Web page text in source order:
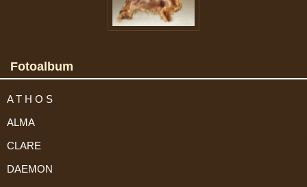
Fotoalbum
A T H O S
ALMA
CLARE
DAEMON